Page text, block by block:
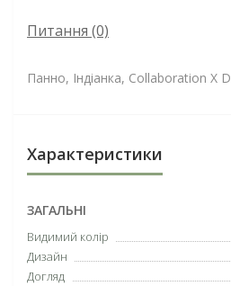
Питання (0)
Панно, Індіанка, Collaboration X
Характеристики
ЗАГАЛЬНІ
Видимий колір
Дизайн
Догляд